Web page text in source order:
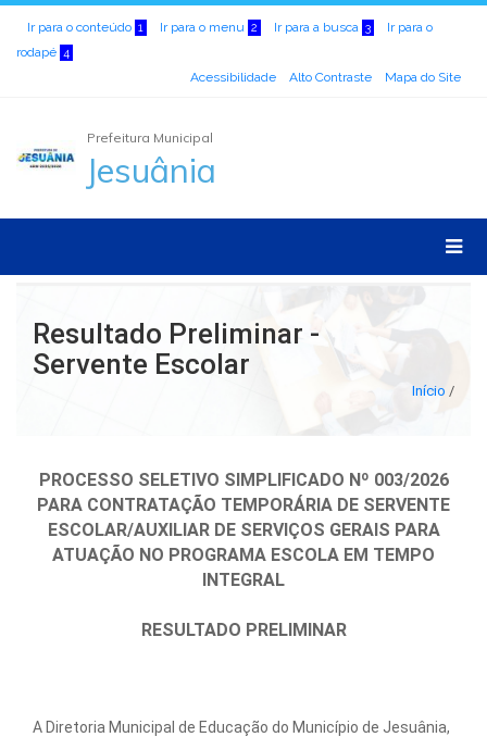
Ir para o conteúdo 1 Ir para o menu 2 Ir para a busca 3
Ir para o
rodapé 4
Acessibilidade Alto Contraste Mapa do Site
Prefeitura Municipal
Jesuânia
Resultado Preliminar -
Servente Escolar
Início /
PROCESSO SELETIVO SIMPLIFICADO Nº 003/2026
PARA CONTRATAÇÃO TEMPORÁRIA DE SERVENTE
ESCOLAR/AUXILIAR DE SERVIÇOS GERAIS PARA
ATUAÇÃO NO PROGRAMA ESCOLA EM TEMPO
INTEGRAL
RESULTADO PRELIMINAR
A Diretoria Municipal de Educação do Município de Jesuânia,